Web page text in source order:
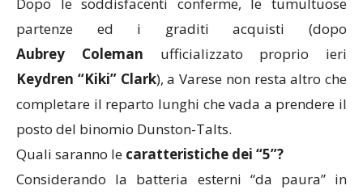
Dopo le soddisfacenti conferme, le tumultuose
partenze ed i graditi acquisti (dopo
Aubrey Coleman ufficializzato proprio ieri
Keydren “Kiki” Clark), a Varese non resta altro che
completare il reparto lunghi che vada a prendere il
posto del binomio Dunston-Talts.
Quali saranno le caratteristiche dei “5”?
Considerando la batteria esterni “da paura” in